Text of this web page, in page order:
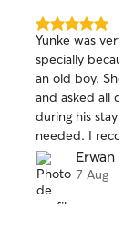
5.0 étoile(s)
sur
5
Yunke was very
specially
an old boy. She
and asked all
during his
needed. I
Erwan B.
7 Aug